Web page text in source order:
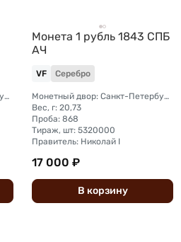
Монетный двор: Санкт-Петербургский монетный двор
Монета 1 рубль 1843 СПБ
АЧ
VF Серебро
Монетный двор: Санкт-Петербургский монетный двор
Вес, г: 20,73
Проба: 868
Тираж, шт: 5320000
Правитель: Николай I
17 000 ₽
В корзину